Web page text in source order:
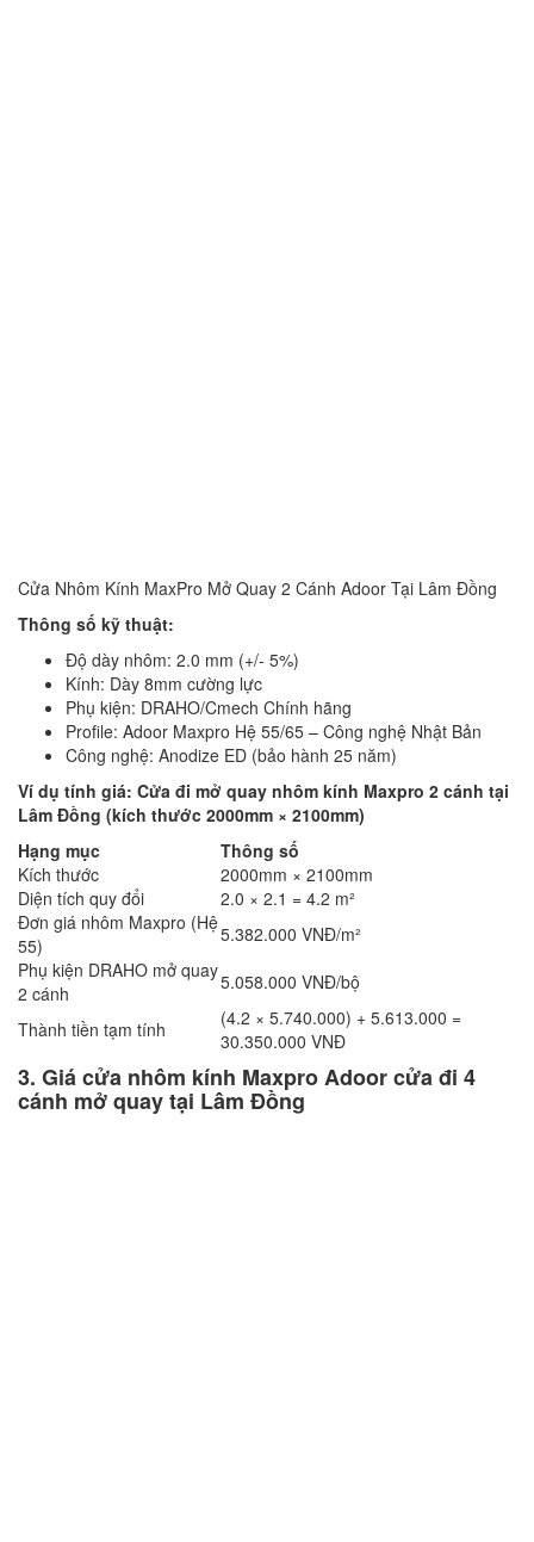
Cửa Nhôm Kính MaxPro Mở Quay 2 Cánh Adoor Tại Lâm Đồng
Thông số kỹ thuật:
Độ dày nhôm: 2.0 mm (+/- 5%)
Kính: Dày 8mm cường lực
Phụ kiện: DRAHO/Cmech Chính hãng
Profile: Adoor Maxpro Hệ 55/65 – Công nghệ Nhật Bản
Công nghệ: Anodize ED (bảo hành 25 năm)
Ví dụ tính giá: Cửa đi mở quay nhôm kính Maxpro 2 cánh tại
Lâm Đồng (kích thước 2000mm × 2100mm)
Hạng mục
Thông số
Kích thước
2000mm × 2100mm
Diện tích quy đổi
2.0 × 2.1 = 4.2 m²
Đơn giá nhôm Maxpro (Hệ
55)
5.382.000 VNĐ/m²
Phụ kiện DRAHO mở quay
2 cánh
5.058.000 VNĐ/bộ
Thành tiền tạm tính
(4.2 × 5.740.000) + 5.613.000 =
30.350.000 VNĐ
3. Giá cửa nhôm kính Maxpro Adoor cửa đi 4
cánh mở quay tại Lâm Đồng